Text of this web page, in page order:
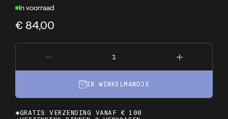
In voorraad
€ 84,00
IN WINKELMANDJE
GRATIS VERZENDING VANAF € 100